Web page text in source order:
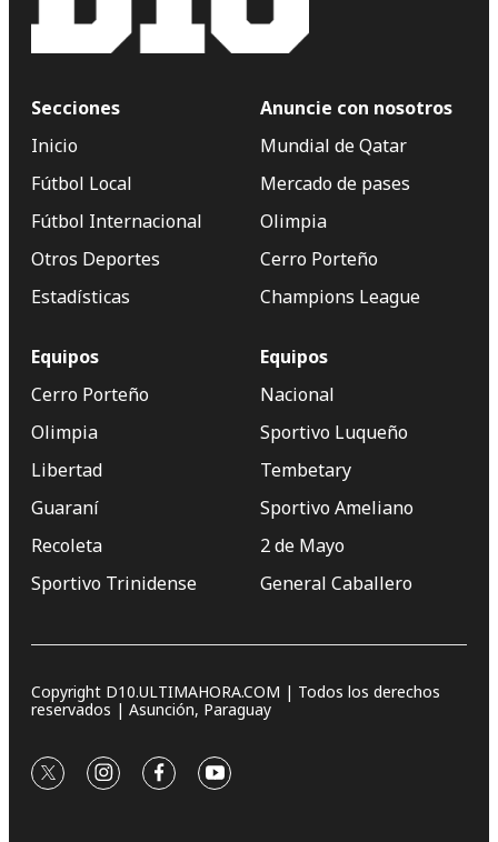
Secciones
Inicio
Fútbol Local
Fútbol Internacional
Otros Deportes
Estadísticas
Anuncie con nosotros
Mundial de Qatar
Mercado de pases
Olimpia
Cerro Porteño
Champions League
Equipos
Cerro Porteño
Olimpia
Libertad
Guaraní
Recoleta
Sportivo Trinidense
Equipos
Nacional
Sportivo Luqueño
Tembetary
Sportivo Ameliano
2 de Mayo
General Caballero
Copyright D10.ULTIMAHORA.COM | Todos los derechos
reservados | Asunción, Paraguay
twitterinstagram
facebookyoutube